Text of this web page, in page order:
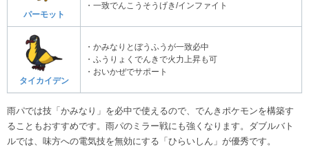
パーモット
・一致でんこうそうげき/インファイト
タイカイデン
・かみなりとぼうふうが一致必中
・ふうりょくでんきで火力上昇も可
・おいかぜでサポート
雨パでは技「かみなり」を必中で使えるので、でんきポケモンを構築す
ることもおすすめです。雨パのミラー戦にも強くなります。ダブルバト
ルでは、味方への電気技を無効にする「ひらいしん」が優秀です。